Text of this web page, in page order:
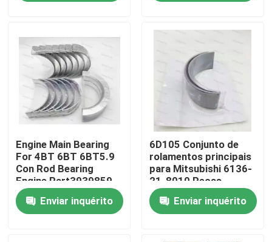
Para casa
Produtos
vídeos
Sobre nós
Visita à fábrica
Engine Main Bearing
For 4BT 6BT 6BT5.9
Con Rod Bearing
Engine Part3939859
3802070
Enviar inquérito
6D105 Conjunto de
rolamentos principais
para Mitsubishi 6136-
21-8010 Peças
sobressalentes
Rolamentos de
motores diesel
Enviar inquérito